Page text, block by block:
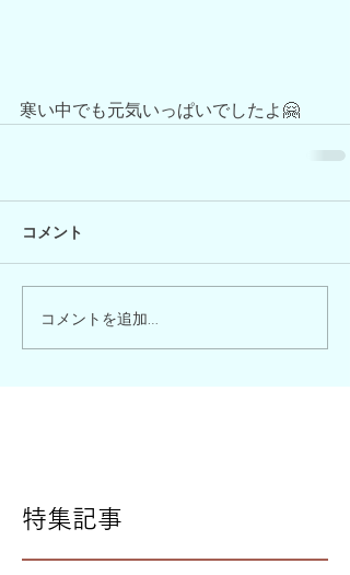
寒い中でも元気いっぱいでしたよ🤗
コメント
コメントを追加…
特集記事